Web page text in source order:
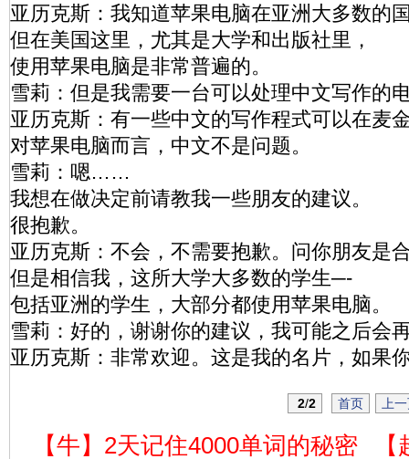
亚历克斯：我知道苹果电脑在亚洲大多数的
但在美国这里，尤其是大学和出版社里，
使用苹果电脑是非常普遍的。
雪莉：但是我需要一台可以处理中文写作
亚历克斯：有一些中文的写作程式可以在麦
对苹果电脑而言，中文不是问题。
雪莉：嗯……
我想在做决定前请教我一些朋友的建议。
很抱歉。
亚历克斯：不会，不需要抱歉。问你朋友是
但是相信我，这所大学大多数的学生─-
包括亚洲的学生，大部分都使用苹果电脑。
雪莉：好的，谢谢你的建议，我可能之后会
亚历克斯：非常欢迎。这是我的名片，如果
2/2 首页 上
【牛】2天记住4000单词的秘密